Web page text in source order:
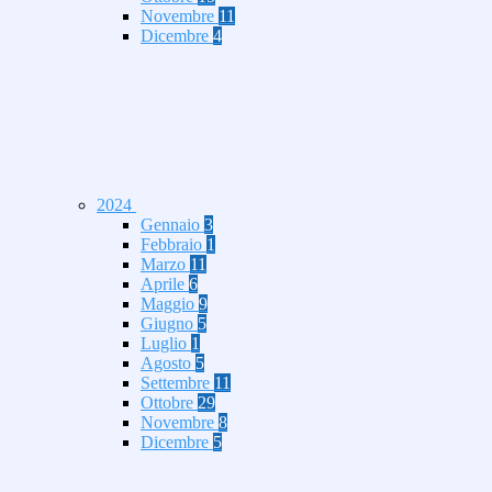
Novembre 11
Dicembre 4
2024
Gennaio 3
Febbraio 1
Marzo 11
Aprile 6
Maggio 9
Giugno 5
Luglio 1
Agosto 5
Settembre 11
Ottobre 29
Novembre 8
Dicembre 5